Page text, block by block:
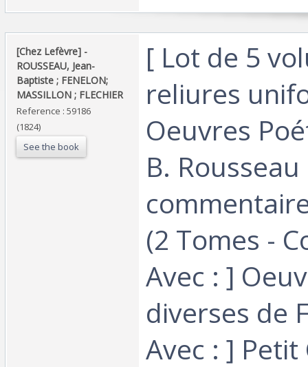
‎[Chez Lefèvre] - ‎
‎ROUSSEAU, Jean-
Baptiste ; FENELON;
MASSILLON ; FLECHIER‎
Reference : 59186
(1824)
See the book
‎[ Lot de 5
reliures
Oeuvres
B.
(2 Tomes -
Avec : ]
diverses de
Avec : ]